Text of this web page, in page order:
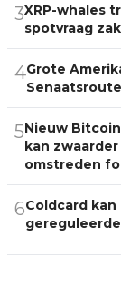
3XRP-whales
spotvraag
4Grote
5Nieuw
kan
omstreden
6Coldcard